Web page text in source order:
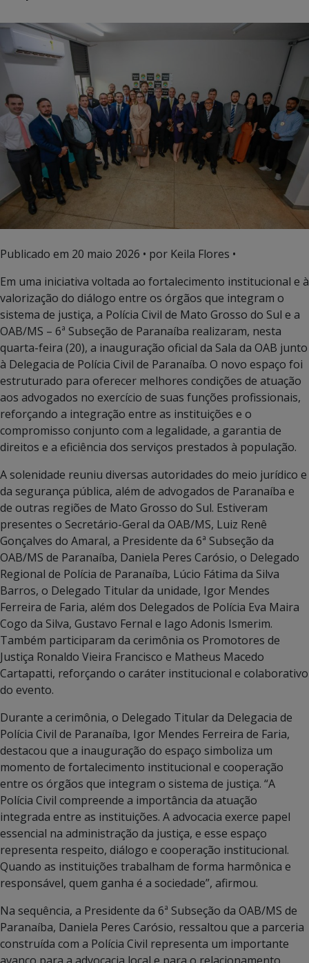
Publicado em 20 maio 2026 • por Keila Flores •
Em uma iniciativa voltada ao fortalecimento institucional e à
valorização do diálogo entre os órgãos que integram o
sistema de justiça, a Polícia Civil de Mato Grosso do Sul e a
OAB/MS – 6ª Subseção de Paranaíba realizaram, nesta
quarta-feira (20), a inauguração oficial da Sala da OAB junto
à Delegacia de Polícia Civil de Paranaíba. O novo espaço foi
estruturado para oferecer melhores condições de atuação
aos advogados no exercício de suas funções profissionais,
reforçando a integração entre as instituições e o
compromisso conjunto com a legalidade, a garantia de
direitos e a eficiência dos serviços prestados à população.
A solenidade reuniu diversas autoridades do meio jurídico e
da segurança pública, além de advogados de Paranaíba e
de outras regiões de Mato Grosso do Sul. Estiveram
presentes o Secretário-Geral da OAB/MS, Luiz Renê
Gonçalves do Amaral, a Presidente da 6ª Subseção da
OAB/MS de Paranaíba, Daniela Peres Carósio, o Delegado
Regional de Polícia de Paranaíba, Lúcio Fátima da Silva
Barros, o Delegado Titular da unidade, Igor Mendes
Ferreira de Faria, além dos Delegados de Polícia Eva Maira
Cogo da Silva, Gustavo Fernal e Iago Adonis Ismerim.
Também participaram da cerimônia os Promotores de
Justiça Ronaldo Vieira Francisco e Matheus Macedo
Cartapatti, reforçando o caráter institucional e colaborativo
do evento.
Durante a cerimônia, o Delegado Titular da Delegacia de
Polícia Civil de Paranaíba, Igor Mendes Ferreira de Faria,
destacou que a inauguração do espaço simboliza um
momento de fortalecimento institucional e cooperação
entre os órgãos que integram o sistema de justiça. “A
Polícia Civil compreende a importância da atuação
integrada entre as instituições. A advocacia exerce papel
essencial na administração da justiça, e esse espaço
representa respeito, diálogo e cooperação institucional.
Quando as instituições trabalham de forma harmônica e
responsável, quem ganha é a sociedade”, afirmou.
Na sequência, a Presidente da 6ª Subseção da OAB/MS de
Paranaíba, Daniela Peres Carósio, ressaltou que a parceria
construída com a Polícia Civil representa um importante